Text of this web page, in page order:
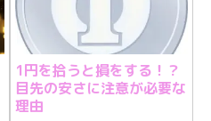
1円を拾うと損をする！？
目先の安さに注意が必要な
理由